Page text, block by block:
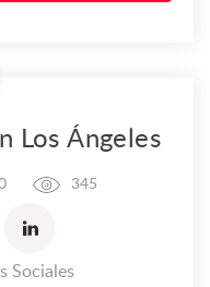
Los Ángeles
345
Sociales